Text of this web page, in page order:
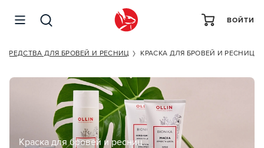
ВОЙТИ
СРЕДСТВА ДЛЯ БРОВЕЙ И РЕСНИЦ КРАСКА ДЛЯ БРОВЕЙ И РЕСНИЦ
Краска для бровей и ресниц